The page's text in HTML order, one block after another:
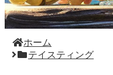
ホーム
テイスティング